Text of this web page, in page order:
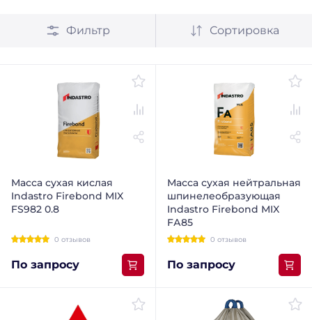
Фильтр Сортировка
Масса сухая кислая
Indastro Firebond MIX
FS982 0.8
0 отзывов
По запросу
Масса сухая нейтральная
шпинелеобразующая
Indastro Firebond МIX
FА85
0 отзывов
По запросу